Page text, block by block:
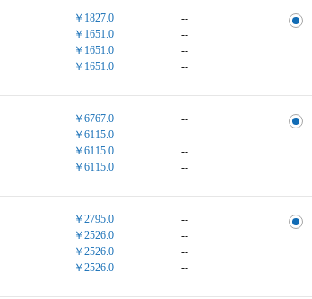
￥1827.0
￥1651.0
￥1651.0
￥1651.0
--
--
--
--
￥6767.0
￥6115.0
￥6115.0
￥6115.0
--
--
--
--
￥2795.0
￥2526.0
￥2526.0
￥2526.0
--
--
--
--